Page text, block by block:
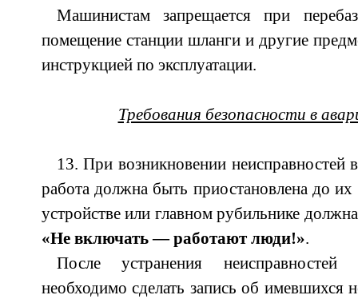
Машинистам запрещается при
помещение станции шланги и другие
инструкцией по эксплуатации.
Требования безопасности в
13. При возникновении неисправностей
работа должна быть приостановлена до
устройстве или главном рубильнике
«Не включать — работают люди!».
После устранения
необходимо сделать запись об имевшихся